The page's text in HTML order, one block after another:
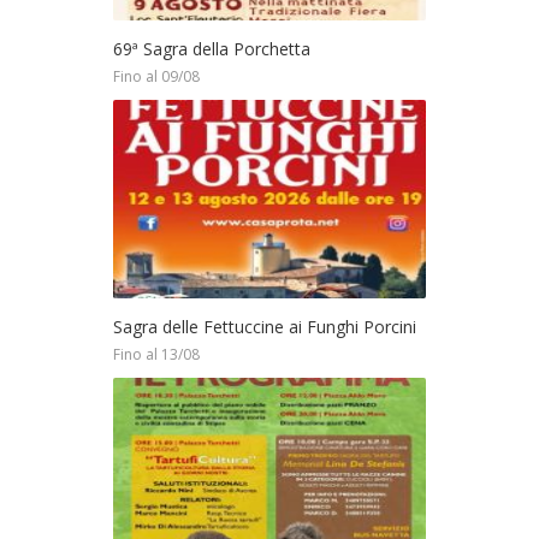
69ª Sagra della Porchetta
Fino al 09/08
Sagra delle Fettuccine ai Funghi Porcini
Fino al 13/08